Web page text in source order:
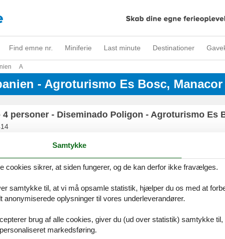
Find emne nr. Miniferie Last minute Destinationer
A
- Agroturismo Es Bosc, Manacor
personer - Diseminado Poligon - Agroturismo Es
Gavekort
Tilbudsmail
Persondatapolitik
Cookies
FAQ
Kontakt
-Feline Holidays A/S
Samtykke
cookies sikrer, at siden fungerer, og de kan derfor ikke fravælges.
samtykke til, at vi må opsamle statistik, hjælper du os med at
anonymiserede oplysninger til vores underleverandører.
brug af alle cookies, giver du (ud over statistik) samtykke
markedsføring.